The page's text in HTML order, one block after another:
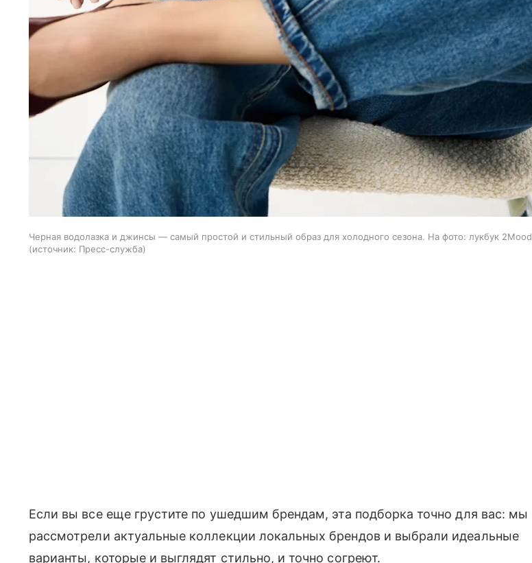
Черная водолазка и джинсы — самый простой и стильный образ для холодного сезона. На фото: лукбук 2Mood
источник: Пресс-служба
Если вы все еще грустите по ушедшим брендам, эта подборка точно для вас: мы
рассмотрели актуальные коллекции локальных брендов и выбрали идеальные
варианты, которые и выглядят стильно, и точно согреют.